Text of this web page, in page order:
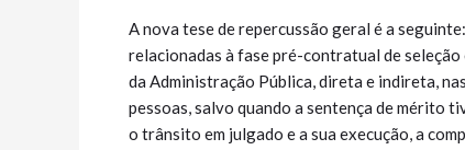
A nova tese de repercussão geral é a
relacionadas à fase pré-contratual de seleção
da Administração Pública, direta e indireta,
pessoas, salvo quando a sentença de mérito
o trânsito em julgado e a sua execução, a